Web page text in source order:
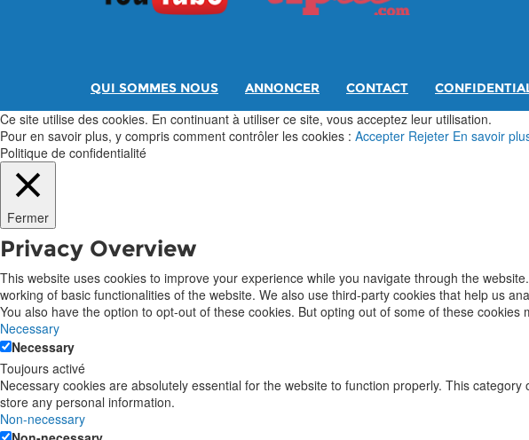
QUI SOMMES NOUS ANNONCER CONTACT
Ce site utilise des cookies. En continuant à utiliser ce site, vous acceptez leur utilisation.
Pour en savoir plus, y compris comment contrôler les cookies : Accepter Rejeter En savoir
Politique de confidentialité
Fermer
Privacy Overview
This website uses cookies to improve your experience while you navigate through the
working of basic functionalities of the website. We also use third-party cookies that help us
You also have the option to opt-out of these cookies. But opting out of some of these cookies
Necessary
Necessary
Toujours activé
Necessary cookies are absolutely essential for the website to function properly. This
store any personal information.
Non-necessary